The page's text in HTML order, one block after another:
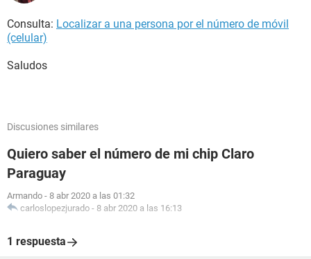
Consulta: Localizar a una persona por el número de móvil
(celular)
Saludos
Discusiones similares
Quiero saber el número de mi chip Claro
Paraguay
Armando - 8 abr 2020 a las 01:32
carloslopezjurado - 8 abr 2020 a las 16:13
1 respuesta